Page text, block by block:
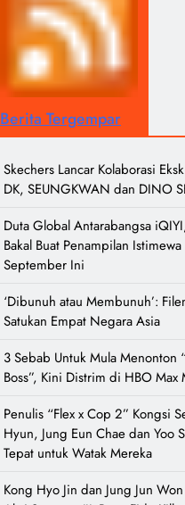
Berita Tergempar
Skechers Lancar Kolaborasi
DK, SEUNGKWAN dan DINO
Duta Global Antarabangsa
Bakal Buat Penampilan
September Ini
‘Dibunuh atau Membunuh’:
Satukan Empat Negara Asia
3 Sebab Untuk Mula Menonton
Boss”, Kini Distrim di HBO Max
Penulis “Flex x Cop 2” Kongsi
Hyun, Jung Eun Chae dan Yoo
Tepat untuk Watak Mereka
Kong Hyo Jin dan Jung Jun